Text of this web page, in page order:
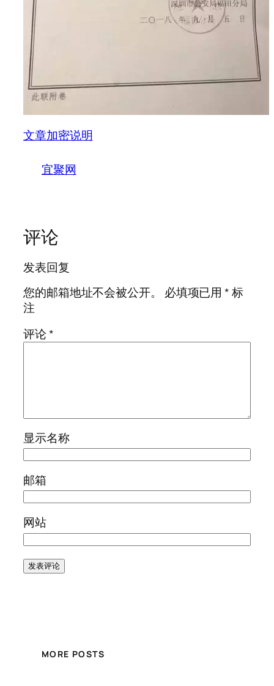
文章加密说明
宜聚网
评论
发表回复
您的邮箱地址不会被公开。
必填项已用*标
注
评论*
显示名称
邮箱
网站
MORE POSTS